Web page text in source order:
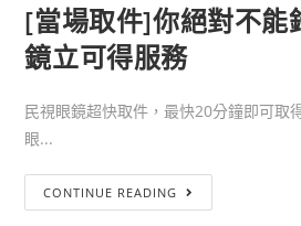
[當場取件]你絕對不能
鏡立可得服務
民視眼鏡超快取件，最快20分鐘即可取
眼...
CONTINUE READING